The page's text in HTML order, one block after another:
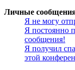
Личные
Я не могу
Я постоянно
сообщения!
Я получил
этой